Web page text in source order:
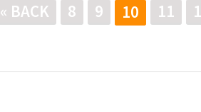
« BACK 8 9 10 11